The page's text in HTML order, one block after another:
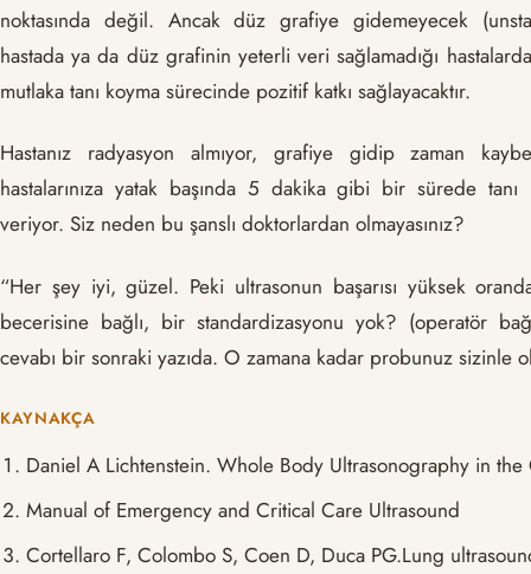
noktasında değil. Ancak düz grafiye gidemeyecek
hastada ya da düz grafinin yeterli veri sağlamadığı hastalarda
mutlaka tanı koyma sürecinde pozitif katkı sağlayacaktır.
Hastanız radyasyon almıyor, grafiye gidip zaman
hastalarınıza yatak başında 5 dakika gibi bir sürede tanı
veriyor. Siz neden bu şanslı doktorlardan olmayasınız?
“Her şey iyi, güzel. Peki ultrasonun başarısı yüksek
becerisine bağlı, bir standardizasyonu yok? (operatör
cevabı bir sonraki yazıda. O zamana kadar probunuz sizinle
KAYNAKÇA
Daniel A Lichtenstein. Whole Body Ultrasonography in
Manual of Emergency and Critical Care Ultrasound
Cortellaro F, Colombo S, Coen D, Duca PG.Lung